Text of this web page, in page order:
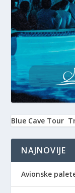
Blue Cave Tour
NAJNOVIJE
Avionske